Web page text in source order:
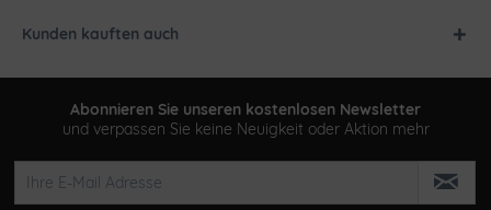
Kunden kauften auch
Abonnieren Sie unseren kostenlosen Newsletter
und verpassen Sie keine Neuigkeit oder Aktion mehr